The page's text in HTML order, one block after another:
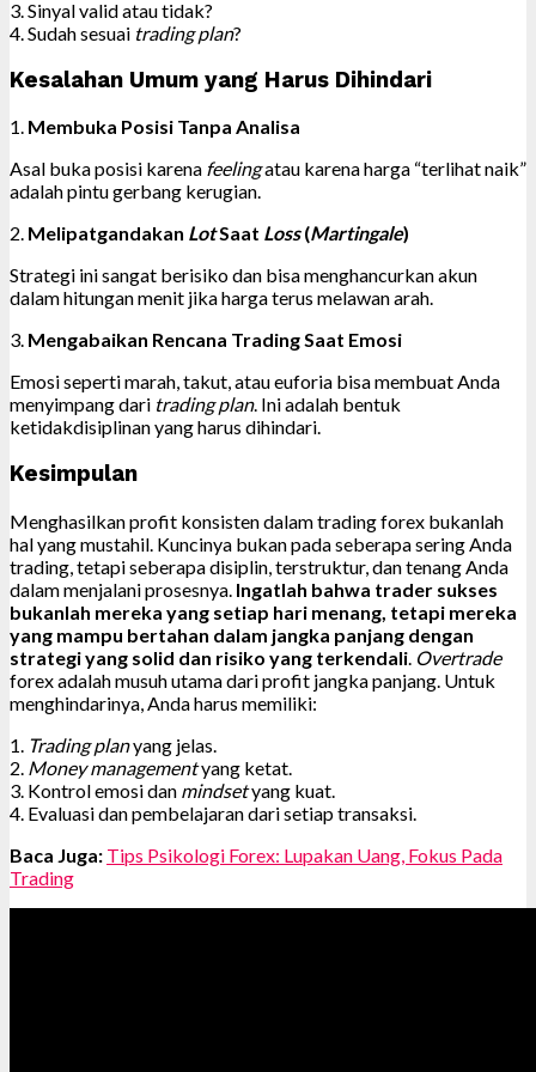
3. Sinyal valid atau tidak?
4. Sudah sesuai trading plan?
Kesalahan Umum yang Harus Dihindari
1. Membuka Posisi Tanpa Analisa
Asal buka posisi karena feelingatau karena harga “terlihat naik”
adalah pintu gerbang kerugian.
2. Melipatgandakan LotSaat Loss(Martingale)
Strategi ini sangat berisiko dan bisa menghancurkan akun
dalam hitungan menit jika harga terus melawan arah.
3. Mengabaikan Rencana Trading Saat Emosi
Emosi seperti marah, takut, atau euforia bisa membuat Anda
menyimpang dari trading plan. Ini adalah bentuk
ketidakdisiplinan yang harus dihindari.
Kesimpulan
Menghasilkan profit konsisten dalam trading forex bukanlah
hal yang mustahil. Kuncinya bukan pada seberapa sering Anda
trading, tetapi seberapa disiplin, terstruktur, dan tenang Anda
dalam menjalani prosesnya. Ingatlah bahwa trader sukses
bukanlah mereka yang setiap hari menang, tetapi mereka
yang mampu bertahan dalam jangka panjang dengan
strategi yang solid dan risiko yang terkendali Overtrade
forex adalah musuh utama dari profit jangka panjang. Untuk
menghindarinya, Anda harus memiliki:
1. Trading planyang jelas.
2. Money managementyang ketat.
3. Kontrol emosi dan mindsetyang kuat.
4. Evaluasi dan pembelajaran dari setiap transaksi.
Baca Juga: Tips Psikologi Forex: Lupakan Uang, Fokus Pada
Trading